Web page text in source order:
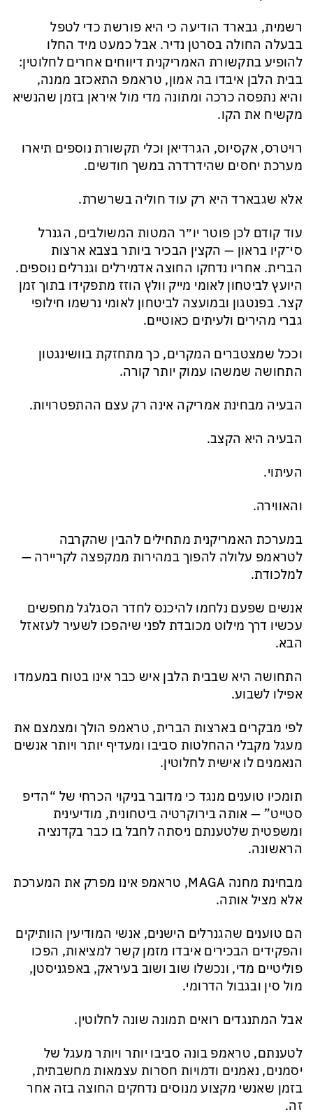
רשמית, גבארד הודיעה כי היא פורשת כדי לטפל
בבעלה החולה בסרטן נדיר. אבל כמעט מיד החלו
להופיע בתקשורת האמריקנית דיווחים אחרים לחלוטין:
בבית הלבן איבדו בה אמון, טראמפ התאכזב ממנה,
והיא נתפסה כרכה ומתונה מדי מול איראן בזמן שהנשיא
מקשיח את הקו.
רויטרס, אקסיוס, הגרדיאן וכלי תקשורת נוספים תיארו
מערכת יחסים שהידרדרה במשך חודשים.
אלא שגבארד היא רק עוד חוליה בשרשרת.
עוד קודם לכן פוטר יו״ר המטות המשולבים, הגנרל
סי־קיו בראון — הקצין הבכיר ביותר בצבא ארצות
הברית. אחריו נדחקו החוצה אדמירלים וגנרלים נוספים.
היועץ לביטחון לאומי מייק וולץ הוזז מתפקידו בתוך זמן
קצר. בפנטגון ובמועצה לביטחון לאומי נרשמו חילופי
גברי מהירים ולעיתים כאוטיים.
וככל שמצטברים המקרים, כך מתחזקת בוושינגטון
התחושה שמשהו עמוק יותר קורה.
הבעיה מבחינת אמריקה אינה רק עצם ההתפטרויות.
הבעיה היא הקצב.
העיתוי.
והאווירה.
במערכת האמריקנית מתחילים להבין שהקרבה
לטראמפ עלולה להפוך במהירות ממקפצה לקריירה —
למלכודת.
אנשים שפעם נלחמו להיכנס לחדר הסגלגל מחפשים
עכשיו דרך מילוט מכובדת לפני שיהפכו לשעיר לעזאזל
הבא.
התחושה היא שבבית הלבן איש כבר אינו בטוח במעמדו
אפילו לשבוע.
לפי מבקרים בארצות הברית, טראמפ הולך ומצמצם את
מעגל מקבלי ההחלטות סביבו ומעדיף יותר ויותר אנשים
הנאמנים לו אישית לחלוטין.
תומכיו טוענים מנגד כי מדובר בניקוי הכרחי של “הדיפ
סטייט” — אותה בירוקרטיה ביטחונית, מודיעינית
ומשפטית שלטענתם ניסתה לחבל בו כבר בקדנציה
הראשונה.
מבחינת מחנה MAGA, טראמפ אינו מפרק את המערכת
אלא מציל אותה.
הם טוענים שהגנרלים הישנים, אנשי המודיעין הוותיקים
והפקידים הבכירים איבדו מזמן קשר למציאות, הפכו
פוליטיים מדי, ונכשלו שוב ושוב בעיראק, באפגניסטן,
מול סין ובגבול הדרומי.
אבל המתנגדים רואים תמונה שונה לחלוטין.
לטענתם, טראמפ בונה סביבו יותר ויותר מעגל של
יסמנים, נאמנים ודמויות חסרות עצמאות מחשבתית,
בזמן שאנשי מקצוע מנוסים נדחקים החוצה בזה אחר
זה.